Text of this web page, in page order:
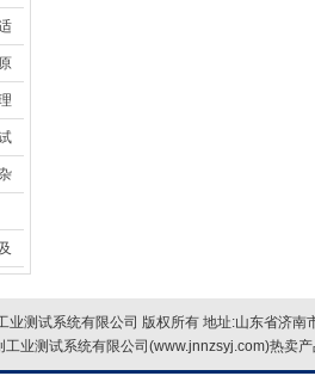
业测试系统有限公司 版权所有 地址:山东省济
工业测试系统有限公司(www.jnnzsyj.com)热卖